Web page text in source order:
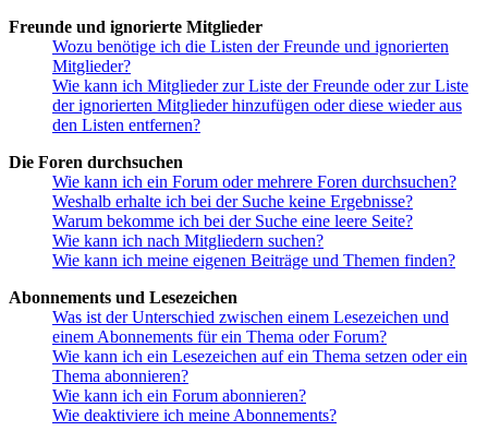
Freunde und ignorierte Mitglieder
Wozu benötige ich die Listen der Freunde und ignorierten
Mitglieder?
Wie kann ich Mitglieder zur Liste der Freunde oder zur Liste
der ignorierten Mitglieder hinzufügen oder diese wieder aus
den Listen entfernen?
Die Foren durchsuchen
Wie kann ich ein Forum oder mehrere Foren durchsuchen?
Weshalb erhalte ich bei der Suche keine Ergebnisse?
Warum bekomme ich bei der Suche eine leere Seite?
Wie kann ich nach Mitgliedern suchen?
Wie kann ich meine eigenen Beiträge und Themen finden?
Abonnements und Lesezeichen
Was ist der Unterschied zwischen einem Lesezeichen und
einem Abonnements für ein Thema oder Forum?
Wie kann ich ein Lesezeichen auf ein Thema setzen oder ein
Thema abonnieren?
Wie kann ich ein Forum abonnieren?
Wie deaktiviere ich meine Abonnements?